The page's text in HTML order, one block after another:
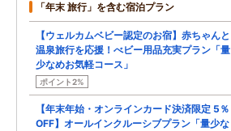
「年末 旅行」を含む宿泊プラン
【ウェルカムベビー認定のお宿】赤ちゃんと
温泉旅行を応援！べビー用品充実プラン「量
少なめお気軽コース」
ポイント2%
【年末年始・オンラインカード決済限定 5％
OFF】オールインクルーシブプラン「量少な